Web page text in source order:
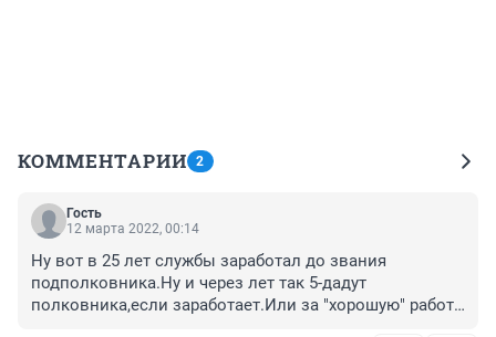
КОММЕНТАРИИ 2
Гость
12 марта 2022, 00:14
Ну вот в 25 лет службы заработал до звания
подполковника.Ну и через лет так 5-дадут
полковника,если заработает.Или за "хорошую" работу